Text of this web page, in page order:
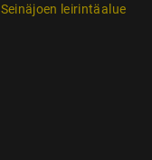
Seinäjoen leirintäalue